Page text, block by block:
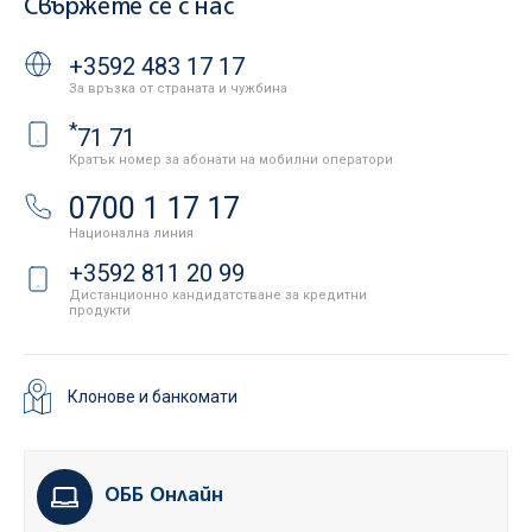
Свържете се с нас
+3592 483 17 17
За връзка от страната и чужбина
*71 71
Кратък номер за абонати на мобилни оператори
0700 1 17 17
Национална линия
+3592 811 20 99
Дистанционно кандидатстване за кредитни
продукти
Клонове и банкомати
ОББ Онлайн